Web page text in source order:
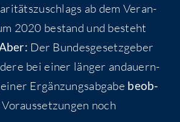
ab dem Ver­an­
2020 bestand und besteht
Aber: Der Bun­des­ge­setz­ge­ber
bei einer län­ger andau­ern­
Ergän­zungs­ab­ga­be beob­
noch